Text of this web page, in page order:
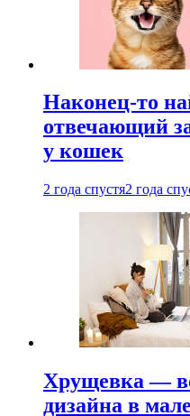
Наконец-то
отвечающий
у кошек
2 года спустя2 года
Хрущевка —
дизайна в